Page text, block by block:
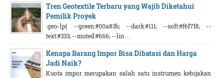
Tren Geotextile Terbaru yang Wajib Diketahui
Pemilik Proyek
.geo-lp{ --green:#00a83b; --dark:#111; --soft:#f6f7f8; --
text:#333; --muted:#666; --lin…
Kenapa Barang Impor Bisa Dibatasi dan Harga
Jadi Naik?
Kuota impor merupakan salah satu instrumen kebijakan